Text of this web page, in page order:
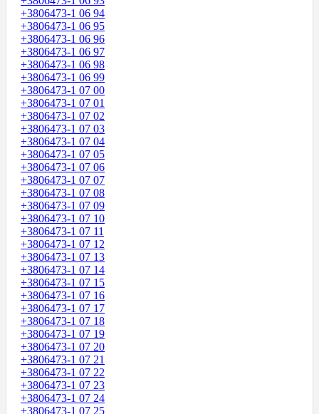
+3806473-1 06 94
+3806473-1 06 95
+3806473-1 06 96
+3806473-1 06 97
+3806473-1 06 98
+3806473-1 06 99
+3806473-1 07 00
+3806473-1 07 01
+3806473-1 07 02
+3806473-1 07 03
+3806473-1 07 04
+3806473-1 07 05
+3806473-1 07 06
+3806473-1 07 07
+3806473-1 07 08
+3806473-1 07 09
+3806473-1 07 10
+3806473-1 07 11
+3806473-1 07 12
+3806473-1 07 13
+3806473-1 07 14
+3806473-1 07 15
+3806473-1 07 16
+3806473-1 07 17
+3806473-1 07 18
+3806473-1 07 19
+3806473-1 07 20
+3806473-1 07 21
+3806473-1 07 22
+3806473-1 07 23
+3806473-1 07 24
+3806473-1 07 25